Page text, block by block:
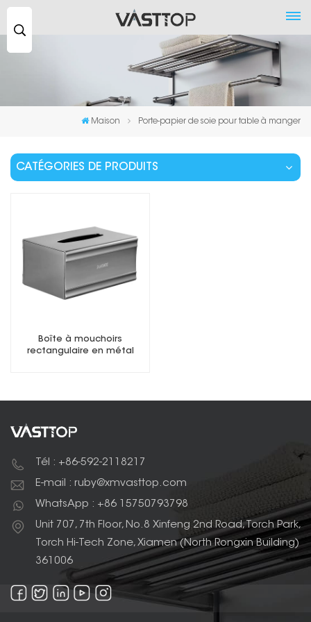
Maison Porte-papier de soie pour table à manger
CATÉGORIES DE PRODUITS
Boîte à mouchoirs
rectangulaire en métal
Tél : +86-592-2118217
E-mail : ruby@xmvasttop.com
WhatsApp : +86 15750793798
Unit 707, 7th Floor, No.8 Xinfeng 2nd Road, Torch Park,
Torch Hi-Tech Zone, Xiamen (North Rongxin Building)
361006